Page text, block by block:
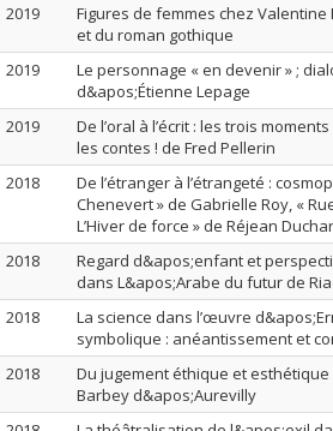
2019
Figures de femmes chez
et du roman gothique
2019
Le personnage « en devenir » ;
d&apos;Étienne Lepage
2019
De l’oral à l’écrit : les trois
les contes ! de Fred Pellerin
2018
De l’étranger à l’étrangeté :
Chenevert » de Gabrielle Roy, «
L’Hiver de force » de Réjean
2018
Regard d&apos;enfant et
dans L&apos;Arabe du futur de
2018
La science dans l’œuvre
symbolique : anéantissement et
2018
Du jugement éthique et esthétique
Barbey d&apos;Aurevilly